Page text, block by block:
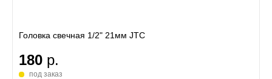
Головка свечная 1/2" 21мм JTC
180 р.
под заказ